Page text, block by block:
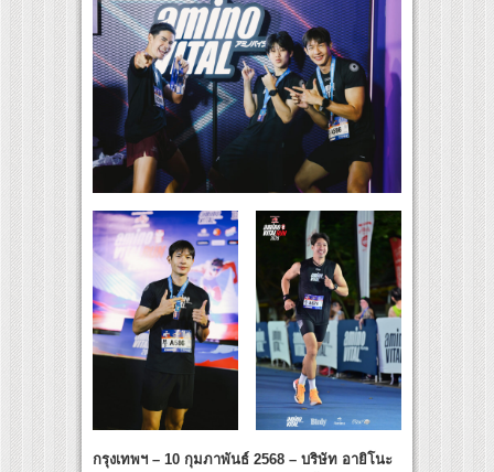
กรุงเทพฯ – 10 กุมภาพันธ์ 2568 – บริษัท อายิโนะ